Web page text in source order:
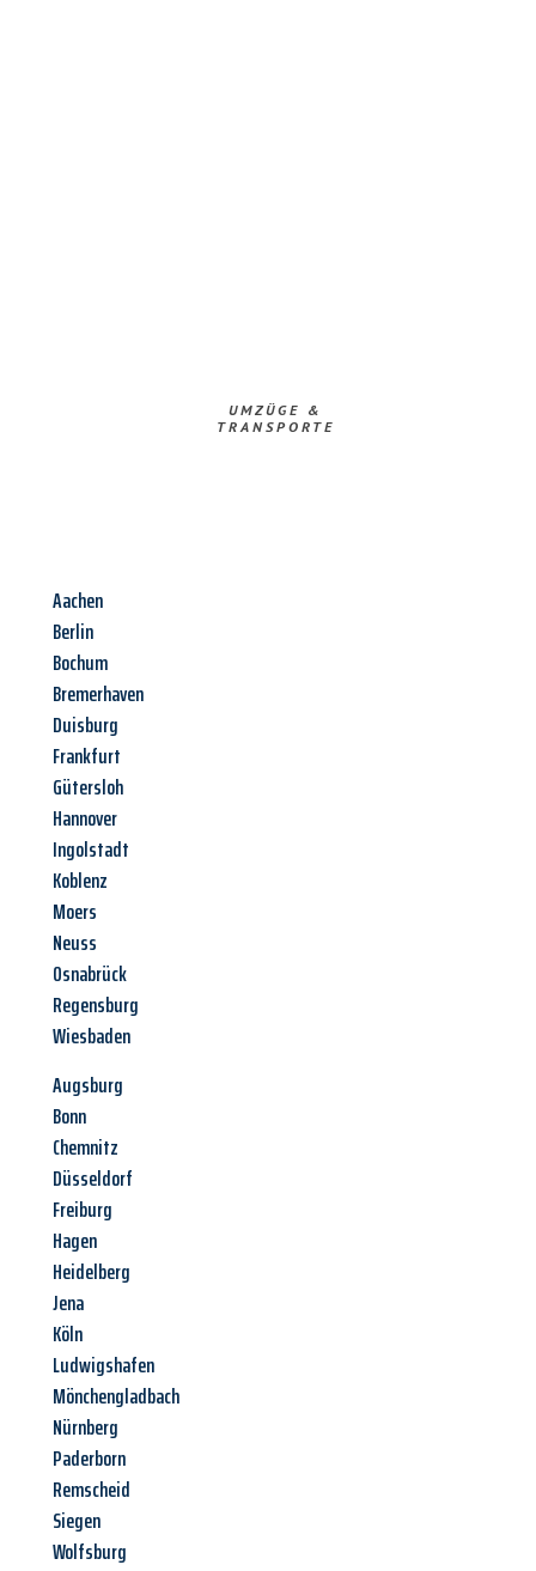
UMZÜGE &
TRANSPORTE
Aachen
Berlin
Bochum
Bremerhaven
Duisburg
Frankfurt
Gütersloh
Hannover
Ingolstadt
Koblenz
Moers
Neuss
Osnabrück
Regensburg
Wiesbaden
Augsburg
Bonn
Chemnitz
Düsseldorf
Freiburg
Hagen
Heidelberg
Jena
Köln
Ludwigshafen
Mönchengladbach
Nürnberg
Paderborn
Remscheid
Siegen
Wolfsburg